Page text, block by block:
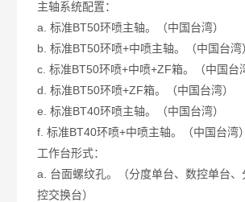
主轴系统配置：
a. 标准BT50环喷主轴。（中国台湾）
b. 标准BT50环喷+中喷主轴。（中国台湾
c. 标准BT50环喷+中喷+ZF箱。（中国台
d. 标准BT50环喷+ZF箱。（中国台湾）
e. 标准BT40环喷主轴。（中国台湾）
f. 标准BT40环喷+中喷主轴。（中国台湾）
工作台形式：
a. 台面螺纹孔。（分度单台、数控单台
控交换台）